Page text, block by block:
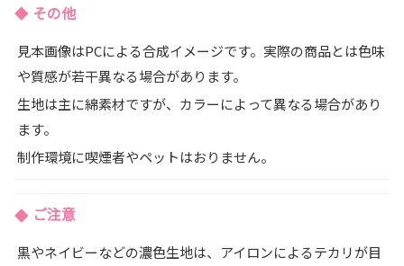
その他
見本画像はPCによる合成イメージです。実際の商品とは色味
や質感が若干異なる場合があります。
生地は主に綿素材ですが、カラーによって異なる場合があり
ます。
制作環境に喫煙者やペットはおりません。
ご注意
黒やネイビーなどの濃色生地は、アイロンによるテカリが目